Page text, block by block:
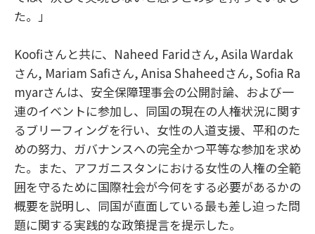
た。」
Koofiさんと共に、Naheed Faridさん, Asila Wardak
さん, Mariam Safiさん, Anisa Shaheedさん, Sofia Ra
myarさんは、安全保障理事会の公開討論、および一
連のイベントに参加し、同国の現在の人権状況に関す
るブリーフィングを行い、女性の人道支援、平和のた
めの努力、ガバナンスへの完全かつ平等な参加を求め
た。また、アフガニスタンにおける女性の人権の全範
囲を守るために国際社会が今何をする必要があるかの
概要を説明し、同国が直面している最も差し迫った問
題に関する実践的な政策提言を提示した。